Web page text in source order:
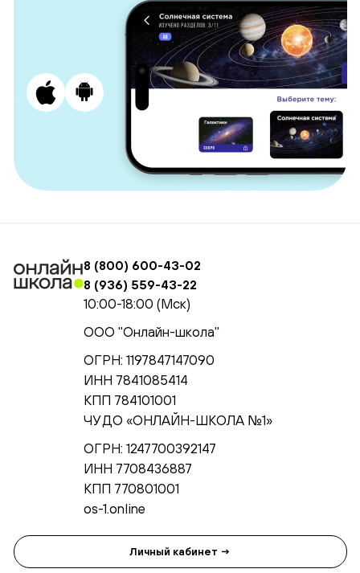
8 (800) 600-43-02
8 (936) 559-43-22
10:00-18:00 (Мск)
ООО "Онлайн-школа"
ОГРН: 1197847147090
ИНН 7841085414
КПП 784101001
ЧУ ДО «ОНЛАЙН-ШКОЛА №1»
ОГРН: 1247700392147
ИНН 7708436887
КПП 770801001
os-1.online
Личный кабинет →